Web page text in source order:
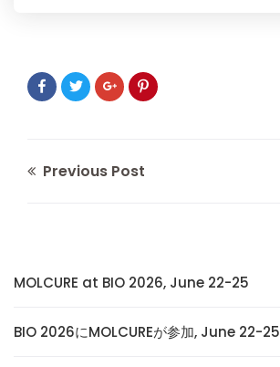
Previous Post
MOLCURE at BIO 2026, June 22-25
BIO 2026にMOLCUREが参加, June 22-25